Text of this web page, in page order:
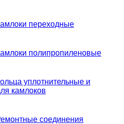
переходные
полипропиленовые
уплотнительные и
камлоков
соединения